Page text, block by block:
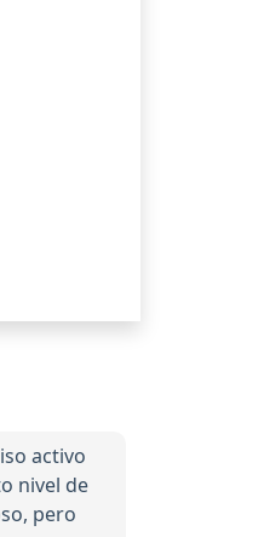
activo
nivel de
pero